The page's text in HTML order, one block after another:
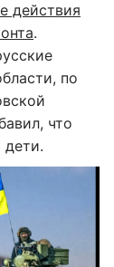
действия
.
по
что